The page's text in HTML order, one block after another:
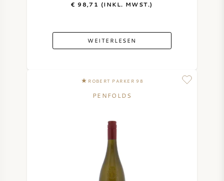
€ 98,71 (INKL. MWST.)
WEITERLESEN
ROBERT PARKER 98
PENFOLDS